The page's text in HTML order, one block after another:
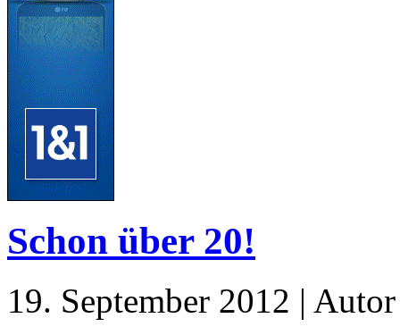
Schon über 20!
19. September 2012 |